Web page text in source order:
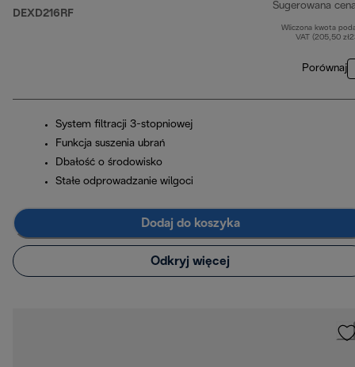
DEXD216RF
Sugerowana
Wliczona kwota
VAT (205,50
Porównaj
System filtracji 3-stopniowej
Funkcja suszenia ubrań
Dbałość o środowisko
Stałe odprowadzanie wilgoci
Dodaj do koszyka
Odkryj więcej